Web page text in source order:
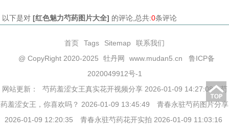
以下是对 [红色魅力芍药图片大全] 的评论,总共:0条评论
首页 Tags Sitemap
联系我们
@ CopyRight 2020-2025
牡丹网 www.mudan5.cn
鲁ICP备
2020049912号-1
网站更新：
芍药羞涩女王真实花开视频分享 2026-01-09 14:27:08
芍
药羞涩女王，你喜欢吗？ 2026-01-09 13:45:49
青春永驻芍药图片分享
2026-01-09 12:20:35
青春永驻芍药花开实拍 2026-01-09 11:03:16